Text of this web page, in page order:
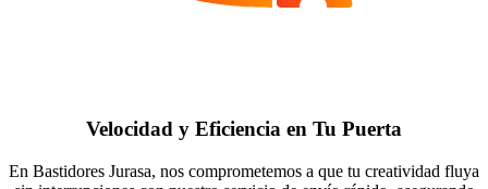
Velocidad y Eficiencia en Tu Puerta
En Bastidores Jurasa, nos comprometemos a que tu creatividad fluya